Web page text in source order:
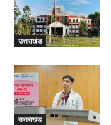
उत्तराखंड
उत्तराखंड